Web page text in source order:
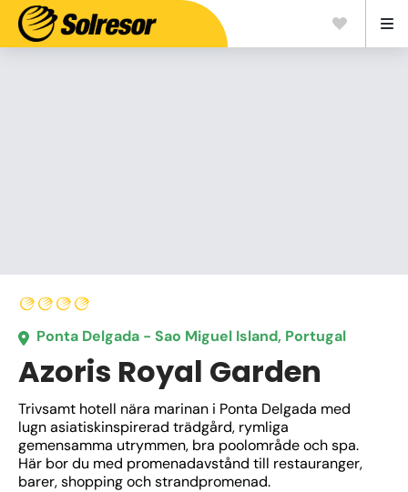
Ponta Delgada - Sao Miguel Island, Portugal
Azoris Royal Garden
Trivsamt hotell nära marinan i Ponta Delgada med
lugn asiatiskinspirerad trädgård, rymliga
gemensamma utrymmen, bra poolområde och spa.
Här bor du med promenadavstånd till restauranger,
barer, shopping och strandpromenad.